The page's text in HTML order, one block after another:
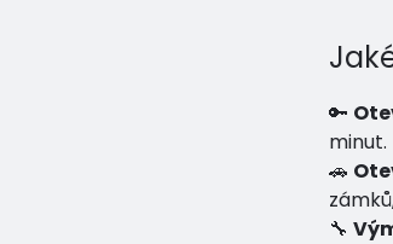
🔑
minut.
🚗
🔧